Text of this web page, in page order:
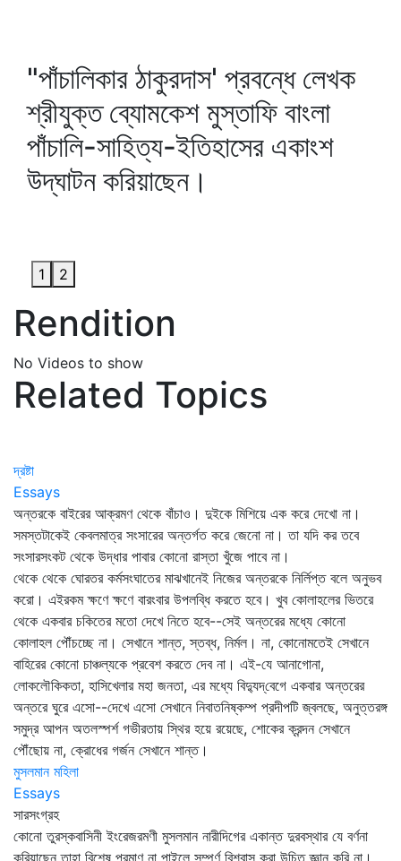
"পাঁচালিকার ঠাকুরদাস' প্রবন্ধে লেখক
শ্রীযুক্ত ব্যোমকেশ মুস্তাফি বাংলা
পাঁচালি-সাহিত্য-ইতিহাসের একাংশ
উদ্‌ঘাটন করিয়াছেন।
1 2
Rendition
No Videos to show
Related Topics
দ্রষ্টা
Essays
অন্তরকে বাইরের আক্রমণ থেকে বাঁচাও। দুইকে মিশিয়ে এক করে দেখো না।
সমস্তটাকেই কেবলমাত্র সংসারের অন্তর্গত করে জেনো না। তা যদি কর তবে
সংসারসংকট থেকে উদ্ধার পাবার কোনো রাস্তা খুঁজে পাবে না।
থেকে থেকে ঘোরতর কর্মসংঘাতের মাঝখানেই নিজের অন্তরকে নির্লিপ্ত বলে অনুভব
করো। এইরকম ক্ষণে ক্ষণে বারংবার উপলব্ধি করতে হবে। খুব কোলাহলের ভিতরে
থেকে একবার চকিতের মতো দেখে নিতে হবে--সেই অন্তরের মধ্যে কোনো
কোলাহল পৌঁচচ্ছে না। সেখানে শান্ত, স্তব্ধ, নির্মল। না, কোনোমতেই সেখানে
বাহিরের কোনো চাঞ্চল্যকে প্রবেশ করতে দেব না। এই-যে আনাগোনা,
লোকলৌকিকতা, হাসিখেলার মহা জনতা, এর মধ্যে বিদ্যুদ্‌বেগে একবার অন্তরের
অন্তরে ঘুরে এসো--দেখে এসো সেখানে নিবাতনিষ্কম্প প্রদীপটি জ্বলছে, অনুত্তরঙ্গ
সমুদ্র আপন অতলস্পর্শ গভীরতায় স্থির হয়ে রয়েছে, শোকের ক্রন্দন সেখানে
পৌঁছোয় না, ক্রোধের গর্জন সেখানে শান্ত।
মুসলমান মহিলা
Essays
সারসংগ্রহ
কোনো তুরস্কবাসিনী ইংরেজরমণী মুসলমান নারীদিগের একান্ত দুরবস্থার যে বর্ণনা
করিয়াছেন তাহা বিশেষ প্রমাণ না পাইলে সম্পূর্ণ বিশ্বাস করা উচিত জ্ঞান করি না।